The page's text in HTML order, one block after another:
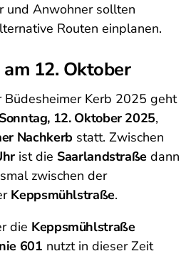
und Anwohner sollten
Routen einplanen.
12. Oktober
Büdesheimer Kerb 2025 geht
Sonntag, 12. Oktober 2025,
Nachkerb statt. Zwischen
ist die Saarlandstraße dann
zwischen der
Keppsmühlstraße.
die Keppsmühlstraße
601 nutzt in dieser Zeit